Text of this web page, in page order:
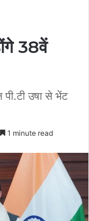
38वें
उषा से भेंट
1 minute read